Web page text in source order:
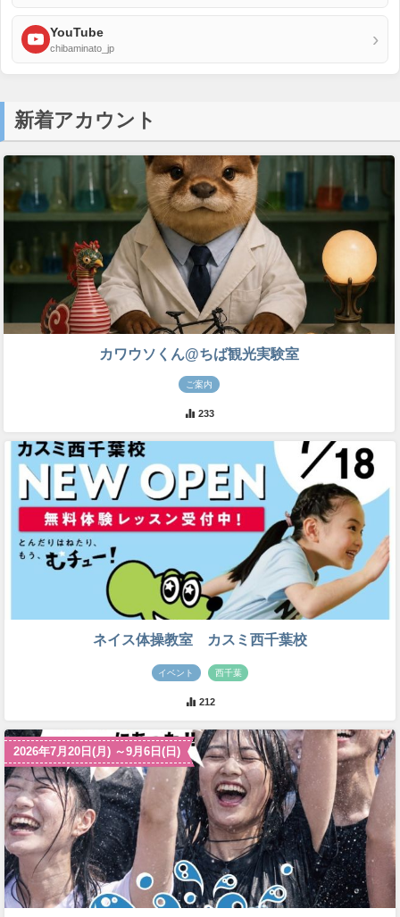
YouTube
chibaminato_jp ›
新着アカウント
カワウソくん@ちば観光実験室
ご案内
233
ネイス体操教室 カスミ西千葉校
イベント 西千葉
212
2026年7月20日(月) ～9月6日(日)